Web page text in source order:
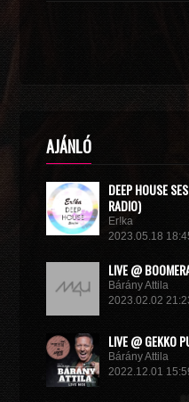
AJÁNLÓ
DEEP HOUSE
RADIO)
Er!ka
2023.05.18
LIVE @
Bárány Attila
2023.02.02
LIVE @ GEKKO
Bárány Attila
2022.12.01